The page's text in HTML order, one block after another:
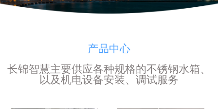
产品中心
长锦智慧主要供应各种规格的不锈钢水箱、
以及机电设备安装、调试服务